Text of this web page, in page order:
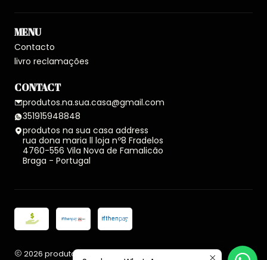
MENU
Contacto
livro reclamações
CONTACT
produtos.na.sua.casa@gmail.com
351915948848
produtos na sua casa address
rua dona maria ll loja nº8 Fradelos
4760-556 Vila Nova de Famalicão
Braga - Portugal
2026 produtos na sua casa.